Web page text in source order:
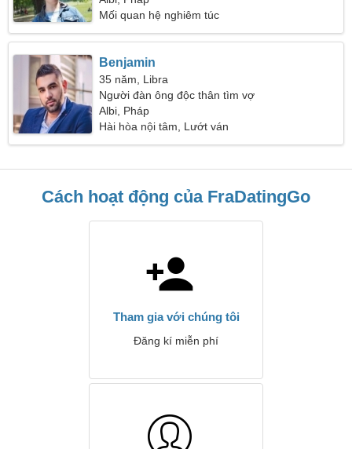
Mối quan hệ nghiêm túc
Benjamin
35 năm, Libra
Người đàn ông độc thân tìm vợ
Albi, Pháp
Hài hòa nội tâm, Lướt ván
Cách hoạt động của FraDatingGo
Tham gia với chúng tôi
Đăng kí miễn phí